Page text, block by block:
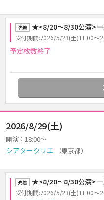
先着 ★<8/20～8/30公演>一
受付期間:2026/5/23(土)11:00～
予定枚数終了
2026/8/29(土)
開演：18:00～
シアタークリエ （東京都）
先着 ★<8/20～8/30公演>一
受付期間:2026/5/23(土)11:00～